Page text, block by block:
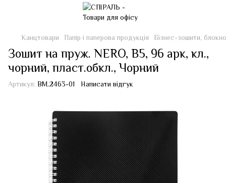
Канцтовари Папір і паперова продукція Бізнес-зошити,
Зошит на пруж. NERO, В5, 96 арк, кл.,
чорний, пласт.обкл., Чорний
Артикул: BM.2463-01 Написати відгук